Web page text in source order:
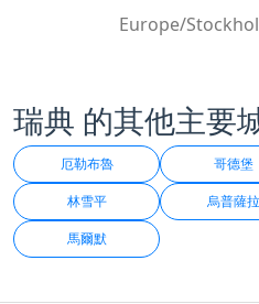
Europe/
瑞典 的其他主要
厄勒布魯 哥德堡
林雪平 烏普薩拉
馬爾默